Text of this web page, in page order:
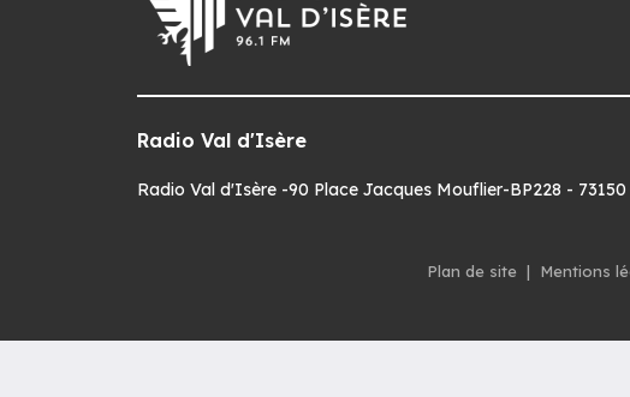
Radio Val d'Isère
Radio Val d'Isère -90 Place Jacques Mouflier-BP228 -
Plan de site | Mentions